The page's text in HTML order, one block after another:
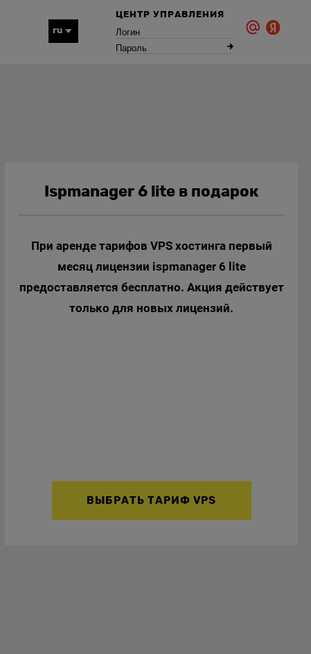
ru
ЦЕНТР УПРАВЛЕНИЯ
Логин
Пароль
Ispmanager 6 lite в подарок
При аренде тарифов VPS хостинга первый
месяц лицензии ispmanager 6 lite
предоставляется бесплатно. Акция действует
только для новых лицензий.
ВЫБРАТЬ ТАРИФ VPS